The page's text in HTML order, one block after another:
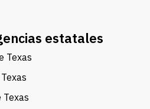
estatales
Texas